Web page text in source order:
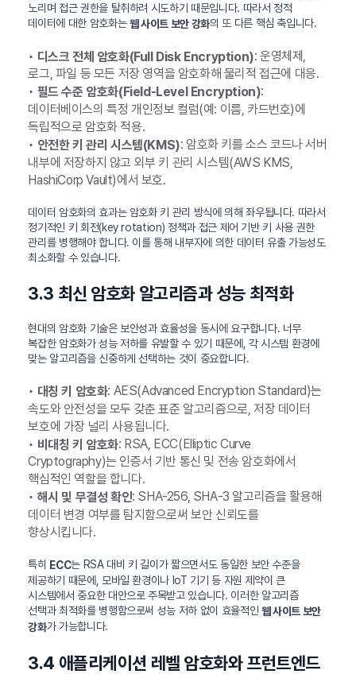
노리며 접근 권한을 탈취하려 시도하기 때문입니다. 따라서 정적
데이터에 대한 암호화는웹 사이트 보안 강화의 또 다른 핵심 축입니다.
• 디스크 전체 암호화(Full Disk Encryption): 운영체제,
로그, 파일 등 모든 저장 영역을 암호화해 물리적 접근에 대응.
• 필드 수준 암호화(Field-Level Encryption):
데이터베이스의 특정 개인정보 컬럼(예: 이름, 카드번호)에
독립적으로 암호화 적용.
• 안전한 키 관리 시스템(KMS): 암호화 키를 소스 코드나 서버
내부에 저장하지 않고 외부 키 관리 시스템(AWS KMS,
HashiCorp Vault)에서 보호.
데이터 암호화의 효과는 암호화 키 관리 방식에 의해 좌우됩니다. 따라서
정기적인 키 회전(key rotation) 정책과 접근 제어 기반 키 사용 권한
관리를 병행해야 합니다. 이를 통해 내부자에 의한 데이터 유출 가능성도
최소화할 수 있습니다.
3.3 최신 암호화 알고리즘과 성능 최적화
현대의 암호화 기술은 보안성과 효율성을 동시에 요구합니다. 너무
복잡한 암호화가 성능 저하를 유발할 수 있기 때문에, 각 시스템 환경에
맞는 알고리즘을 신중하게 선택하는 것이 중요합니다.
• 대칭 키 암호화: AES(Advanced Encryption Standard)는
속도와 안전성을 모두 갖춘 표준 알고리즘으로, 저장 데이터
보호에 가장 널리 사용됩니다.
• 비대칭 키 암호화: RSA, ECC(Elliptic Curve
Cryptography)는 인증서 기반 통신 및 전송 암호화에서
핵심적인 역할을 합니다.
• 해시 및 무결성 확인: SHA-256, SHA-3 알고리즘을 활용해
데이터 변경 여부를 탐지함으로써 보안 신뢰도를
향상시킵니다.
특히 ECC는 RSA 대비 키 길이가 짧으면서도 동일한 보안 수준을
제공하기 때문에, 모바일 환경이나 IoT 기기 등 자원 제약이 큰
시스템에서 중요한 대안으로 주목받고 있습니다. 이러한 알고리즘
선택과 최적화를 병행함으로써 성능 저하 없이 효율적인 웹 사이트 보안
강화가 가능합니다.
3.4 애플리케이션 레벨 암호화와 프런트엔드